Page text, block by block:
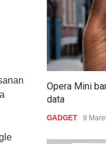
Opera Mini
data
GADGET 9